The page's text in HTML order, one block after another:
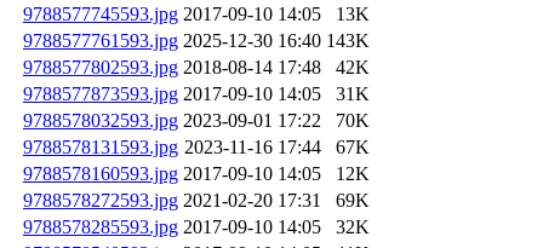
9788577745593.jpg 2017-09-10 14:05
13K
9788577761593.jpg 2025-12-30 16:40 143K
9788577802593.jpg 2018-08-14 17:48
42K
9788577873593.jpg 2017-09-10 14:05
31K
9788578032593.jpg 2023-09-01 17:22
70K
9788578131593.jpg 2023-11-16 17:44
67K
9788578160593.jpg 2017-09-10 14:05
12K
9788578272593.jpg 2021-02-20 17:31
69K
9788578285593.jpg 2017-09-10 14:05
32K